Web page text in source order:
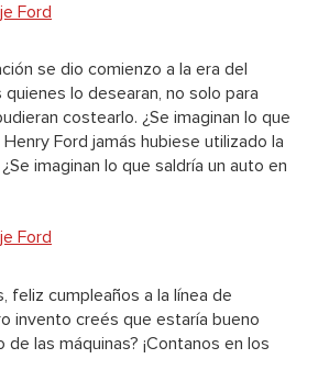
se dio comienzo a la era del
lo desearan, no solo para
costearlo. ¿Se imaginan lo que
Ford jamás hubiese utilizado la
imaginan lo que saldría un auto en
feliz cumpleaños a la línea de
invento creés que estaría bueno
las máquinas? ¡Contanos en los